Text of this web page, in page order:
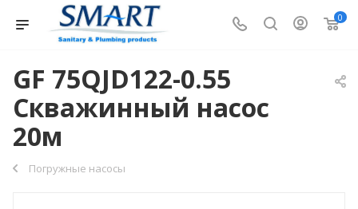
0
GF 75QJD122-0.55
Скважинный насос
20м
Погружные насосы